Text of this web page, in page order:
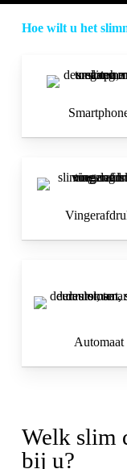
Hoe wilt u het
Automaat
Welk slim
bij u?